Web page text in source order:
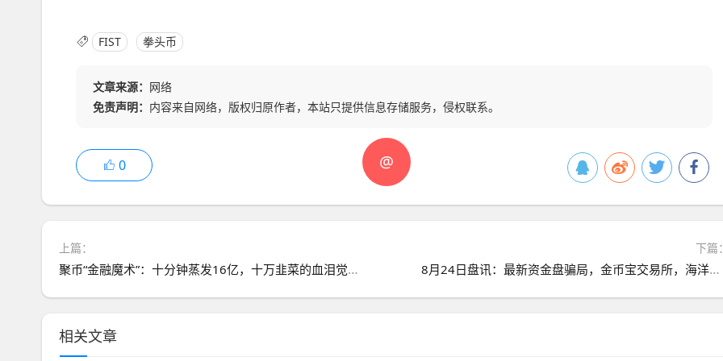
FIST 拳头币
文章来源： 网络
免责声明： 内容来自网络，版权归原作者，本站只提供信息存储服务，侵权联系。
@
0
上篇：
聚币“金融魔术”：十分钟蒸发16亿，十万韭菜的血泪觉醒！
下篇
8月24日盘讯：最新资金盘骗局，金币宝交易所，海洋牧场，维尔利，奥拉丁，NPCWG随时可能卷钱跑路，看到速度撤离！
相关文章